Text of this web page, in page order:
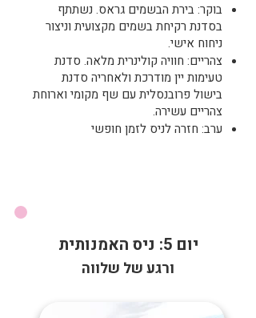
בוקר: בירת הבשמים גראס. נשתתף
בסדנת רקיחת בשמים מקצועית וניצור
ניחוח אישי.
צהריים: חוויה קולינרית מלאה. סדנת
טעימות יין מודרכת ולאחריה סדנת
בישול פרובנסלית עם שף מקומי וארוחת
צהריים עשירה.
ערב: חזרה לניס לזמן חופשי
יום 5: ניס האמנותית
ורגע של שלווה